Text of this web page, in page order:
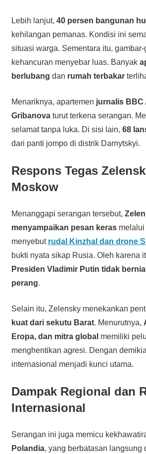
Lebih lanjut, 40 persen bangunan
kehilangan pemanas. Kondisi ini
situasi warga. Sementara itu, gambar-
kehancuran menyebar luas. Banyak
berlubang dan rumah terbakar
Menariknya, apartemen jurnalis BBC
Gribanovaturut terkena serangan.
selamat tanpa luka. Di sisi lain, 68
dari panti jompo di distrik Darnytskyi.
Respons Tegas
Moskow
Menanggapi serangan tersebut,
menyampaikan pesan kerasmelalui
menyebut rudal Kinzhal dan drone
bukti nyata sikap Rusia. Oleh karena
Presiden Vladimir Putin tidak
perang.
Selain itu, Zelensky menekankan
kuat dari sekutu Barat. Menurutnya,
Eropa, dan mitra global memiliki
menghentikan agresi. Dengan
internasional menjadi kunci utama.
Dampak Regional dan
Internasional
Serangan ini juga memicu
Polandia, yang berbatasan langsung